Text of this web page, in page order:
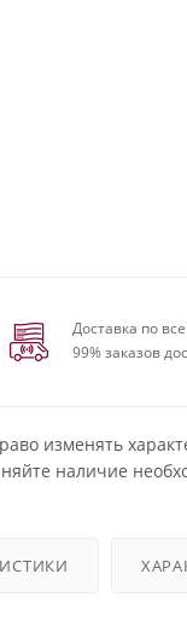
Доставка по
99% заказов
изменять
наличие